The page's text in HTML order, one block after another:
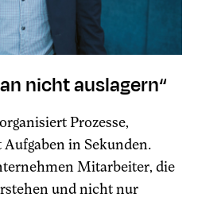
nicht auslagern“
Prozesse,
in Sekunden.
Mitarbeiter, die
und nicht nur